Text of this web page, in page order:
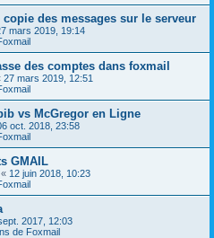
des messages sur le serveur
mars 2019, 19:14
des comptes dans foxmail
27 mars 2019, 12:51
vs McGregor en Ligne
oct. 2018, 23:58
GMAIL
« 12 juin 2018, 10:23
2017, 12:03
de Foxmail